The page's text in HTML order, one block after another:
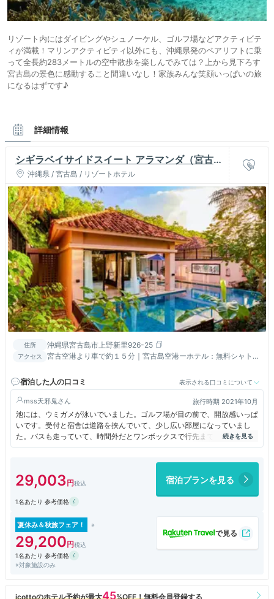
リゾート内にはダイビングやシュノーケル、ゴルフ場などアクティビテ
ィが満載！マリンアクティビティ以外にも、沖縄県発のペアリフトに乗
って全長約283メートルの空中散歩を楽しんでみては？上から見下ろす
宮古島の景色に感動すること間違いなし！家族みんな笑顔いっぱいの旅
になるはずです♪
詳細情報
シギラベイサイドスイート アラマンダ（宮古
島）沖縄県 / 宮古島 / リゾートホテル
住所 沖縄県宮古島市上野新里926-25
アクセス
宮古空港より車で約１５分｜宮古島空港ーホテル：無料シャトル
より
宿泊した人の口コミ 表示される口コミについて
mss天邪鬼 旅行時期 2021年10月
池には、ウミガメが泳いでいました。ゴルフ場が目の前で、開放感いっぱ
いです。受付と宿舎は道路を挟んでいて、少し広い部屋になっていまし
た。バスも走っていて、時間外だとワンボックスで行先まで届けてくれま
す。
29,003 宿泊プランを見る
1名あたり 参考価格
夏休み＆秋旅フェア！
29,200
1名あたり 参考価格
※対象施設のみ